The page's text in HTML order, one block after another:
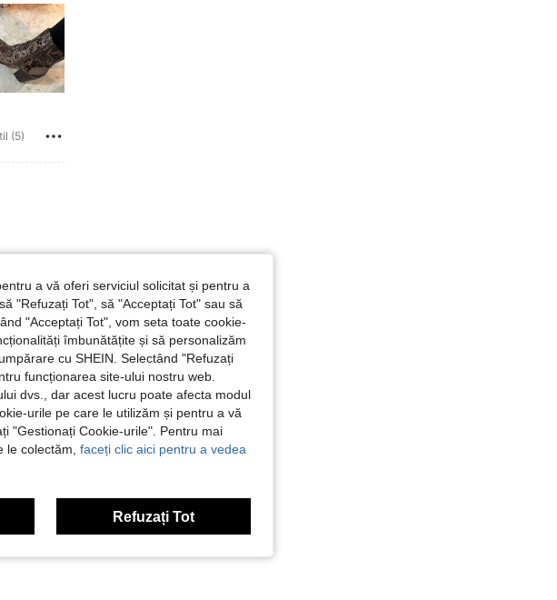
(5)
(4)
a vă oferi serviciul solicitat și pentru a
"Refuzați Tot", să "Acceptați Tot" sau să
"Acceptați Tot", vom seta toate cookie-
îmbunătățite și să personalizăm
cu SHEIN. Selectând "Refuzați
funcționarea site-ului nostru web.
dvs., dar acest lucru poate afecta modul
urile pe care le utilizăm și pentru a vă
"Gestionați Cookie-urile". Pentru mai
colectăm, faceți clic aici pentru a vedea
Refuzați Tot